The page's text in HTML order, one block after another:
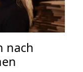
nach